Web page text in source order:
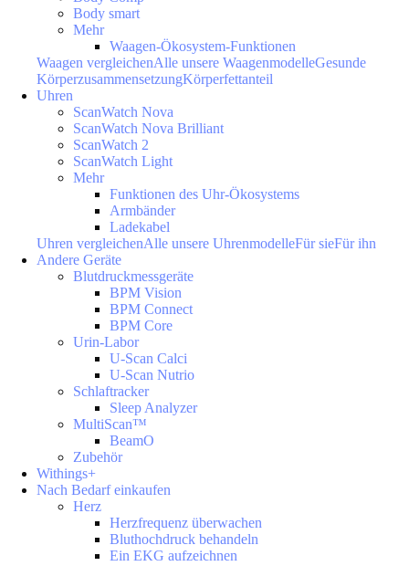
Body smart
Mehr
Waagen-Ökosystem-Funktionen
Waagen vergleichenAlle unsere WaagenmodelleGesunde
KörperzusammensetzungKörperfettanteil
Uhren
ScanWatch Nova
ScanWatch Nova Brilliant
ScanWatch 2
ScanWatch Light
Mehr
Funktionen des Uhr-Ökosystems
Armbänder
Ladekabel
Uhren vergleichenAlle unsere UhrenmodelleFür sieFür ihn
Andere Geräte
Blutdruckmessgeräte
BPM Vision
BPM Connect
BPM Core
Urin-Labor
U-Scan Calci
U-Scan Nutrio
Schlaftracker
Sleep Analyzer
MultiScan™
BeamO
Zubehör
Withings+
Nach Bedarf einkaufen
Herz
Herzfrequenz überwachen
Bluthochdruck behandeln
Ein EKG aufzeichnen